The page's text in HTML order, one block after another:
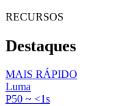
RECURSOS
Destaques
MAIS RÁPIDO
Luma
P50 ~ <1s